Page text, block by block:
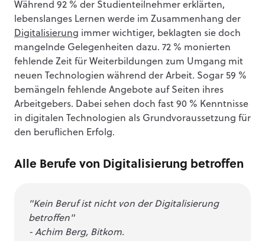
Während 92 % der Studienteilnehmer erklärten,
lebenslanges Lernen werde im Zusammenhang der
Digitalisierung immer wichtiger, beklagten sie doch
mangelnde Gelegenheiten dazu. 72 % monierten
fehlende Zeit für Weiterbildungen zum Umgang mit
neuen Technologien während der Arbeit. Sogar 59 %
bemängeln fehlende Angebote auf Seiten ihres
Arbeitgebers. Dabei sehen doch fast 90 % Kenntnisse
in digitalen Technologien als Grundvoraussetzung für
den beruflichen Erfolg.
Alle Berufe von Digitalisierung betroffen
"Kein Beruf ist nicht von der Digitalisierung
betroffen"
- Achim Berg, Bitkom.